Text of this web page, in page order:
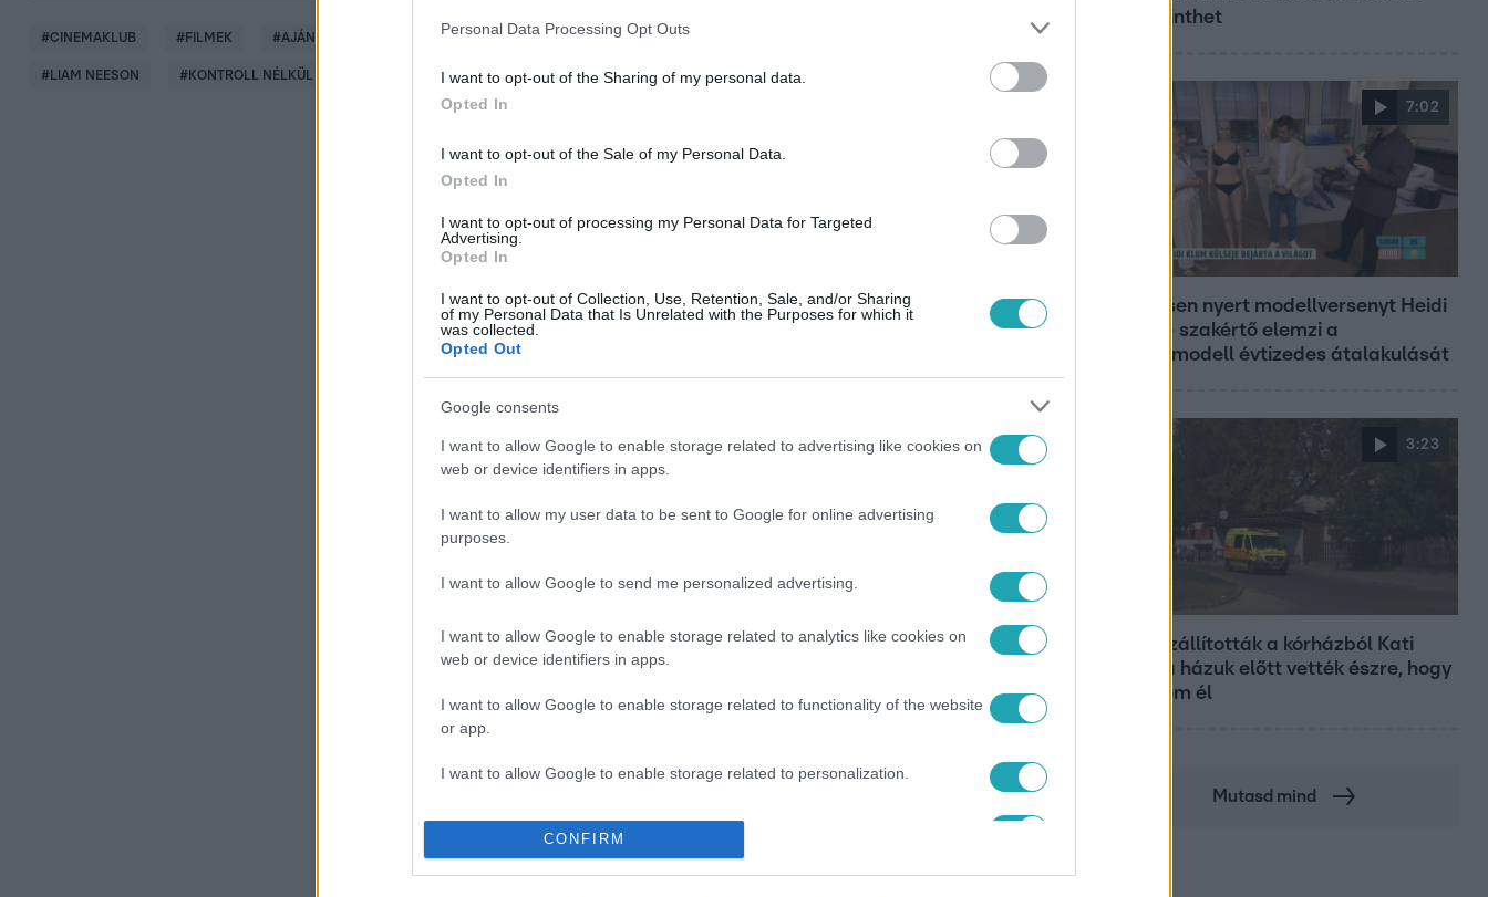
Personal Data Processing Opt Outs
I want to opt-out of the Sharing of my personal data.
Opted In
I want to opt-out of the Sale of my Personal Data.
Opted In
I want to opt-out of processing my Personal Data for Targeted
Advertising.
Opted In
I want to opt-out of Collection, Use, Retention, Sale, and/or Sharing
of my Personal Data that Is Unrelated with the Purposes for which it
was collected.
Opted Out
Google consents
I want to allow Google to enable storage related to advertising like cookies on
web or device identifiers in apps.
I want to allow my user data to be sent to Google for online advertising
purposes.
I want to allow Google to send me personalized advertising.
I want to allow Google to enable storage related to analytics like cookies on
web or device identifiers in apps.
I want to allow Google to enable storage related to functionality of the website
or app.
I want to allow Google to enable storage related to personalization.
I want to allow Google to enable storage related to security, including
authentication functionality and fraud prevention, and other user protection.
CONFIRM
#CINEMAKLUB #FILMEK #AJÁNLÓ #AKCIÓ #KALAND #ANTHONY HOPKINS
# LIAM NEESON #KONTROLL NÉLKÜL
megérinthet
7:02
19 évesen nyert modellversenyt Heidi
Klum – szakértő elemzi a
szupermodell évtizedes átalakulását
3:23
Hazaszállították a kórházból Kati
nénit, a házuk előtt vették észre, hogy
már nem él
Mutasd mind